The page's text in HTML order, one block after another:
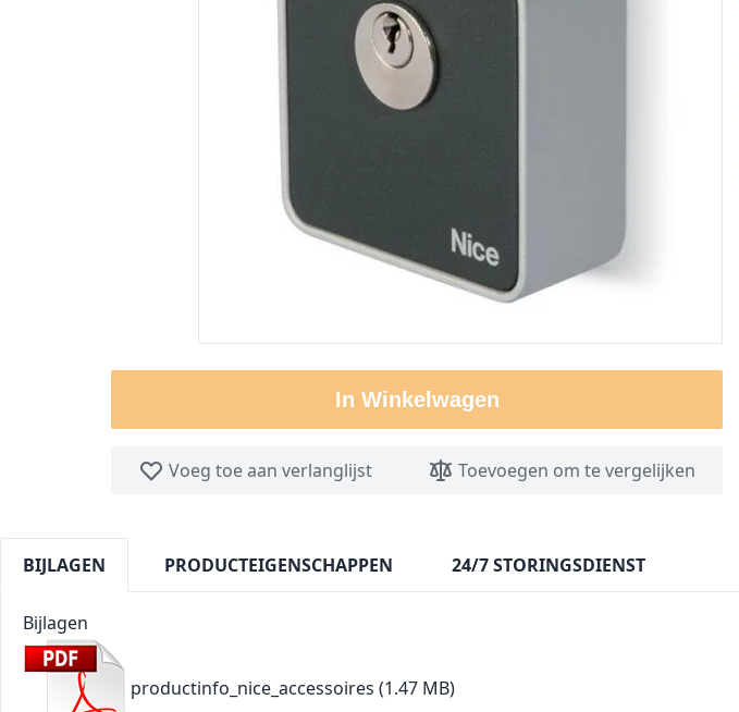
In Winkelwagen
Voeg toe aan verlanglijst Toevoegen om te vergelijken
BIJLAGEN PRODUCTEIGENSCHAPPEN 24/7 STORINGSDIENST
Bijlagen
productinfo_nice_accessoires (1.47 MB)